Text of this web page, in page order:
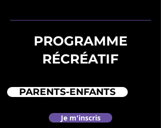
PROGRAMME
RÉCRÉATIF
PARENTS-ENFANTS
Je m'inscris